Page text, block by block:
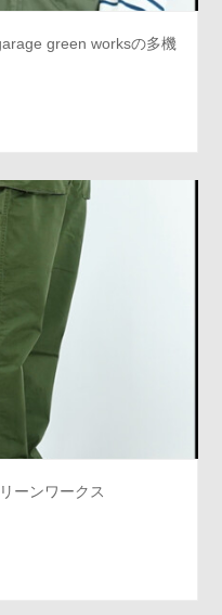
green worksの多機
ーンワークス